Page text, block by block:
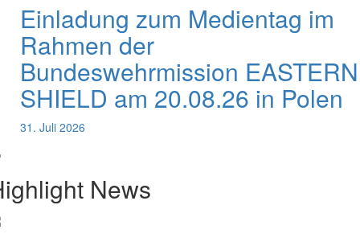
Einladung zum Medientag im
Rahmen der
Bundeswehrmission EASTERN
SHIELD am 20.08.26 in Polen
31. Juli 2026
News